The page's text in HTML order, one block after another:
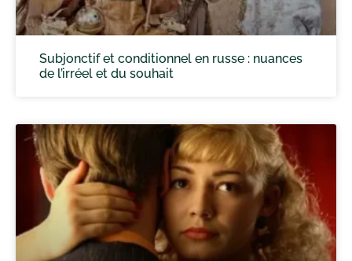
Subjonctif et conditionnel en russe : nuances
de l’irréel et du souhait